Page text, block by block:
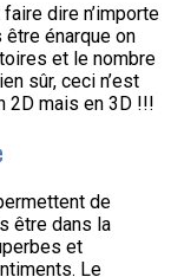
dire n’importe
énarque on
et le nombre
sûr, ceci n’est
2D mais en 3D !!!
de
être dans la
et
Le